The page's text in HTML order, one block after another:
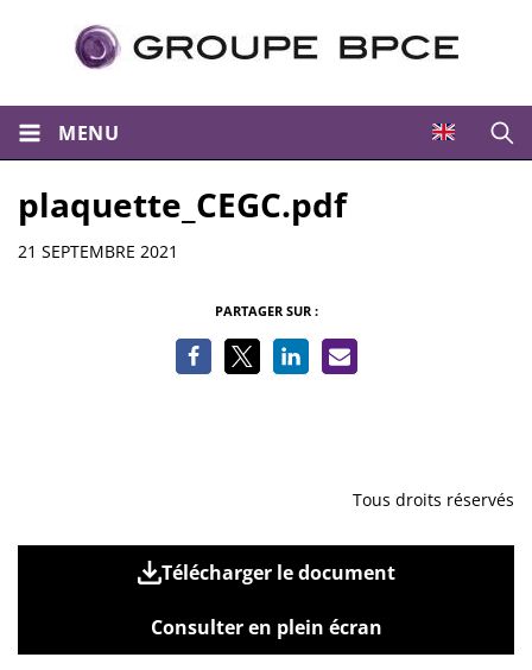
MENU
plaquette_CEGC.pdf
Informations
21 SEPTEMBRE 2021
PARTAGER SUR :
Tous droits réservés
Télécharger le document
Consulter en plein écran